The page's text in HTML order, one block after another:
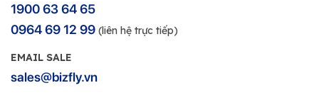
1900 63 64 65
0964 69 12 99 (liên hệ trực tiếp)
EMAIL SALE
sales@bizfly.vn